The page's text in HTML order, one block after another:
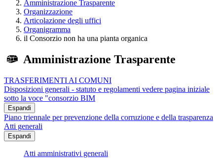
Amministrazione Trasparente
Organizzazione
Articolazione degli uffici
Organigramma
il Consorzio non ha una pianta organica
Amministrazione Trasparente
TRASFERIMENTI AI COMUNI
Disposizioni generali - statuto e regolamenti vedere pagina iniziale
sotto la voce "consorzio BIM
Espandi
Piano triennale per prevenzione della corruzione e della trasparenza
Atti generali
Espandi
Atti amministrativi generali